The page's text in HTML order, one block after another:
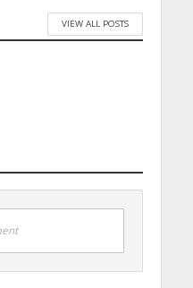
VIEW ALL POSTS